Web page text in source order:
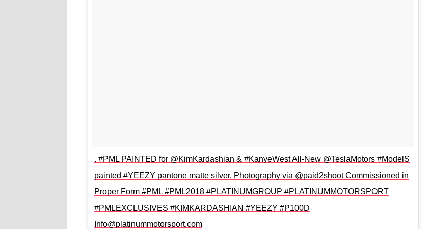
. #PML PAINTED for @KimKardashian & #KanyeWest All-New @TeslaMotors #ModelS
painted #YEEZY pantone matte silver. Photography via @paid2shoot Commissioned in
Proper Form #PML #PML2018 #PLATINUMGROUP #PLATINUMMOTORSPORT
#PMLEXCLUSIVES #KIMKARDASHIAN #YEEZY #P100D
Info@platinummotorsport.com